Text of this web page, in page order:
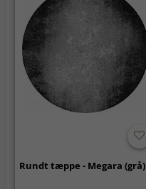
Rundt tæppe - Megara (grå)